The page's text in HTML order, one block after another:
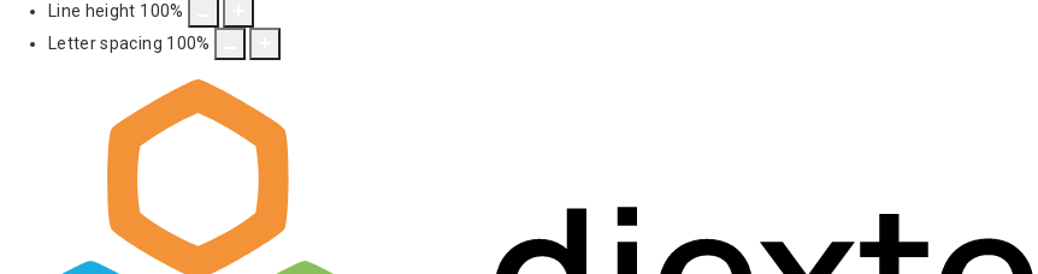
Line height 100%
Letter spacing 100%